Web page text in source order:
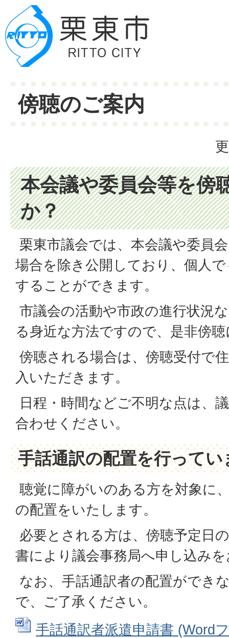
傍聴のご案内
本会議や委員会等を傍
か？
栗東市議会では、本会議や委員
場合を除き公開しており、個人
することができます。
市議会の活動や市政の進行状況
る身近な方法ですので、是非傍
傍聴される場合は、傍聴受付で
入いただきます。
日程・時間などご不明な点は、
合わせください。
手話通訳の配置を行ってい
聴覚に障がいのある方を対象に
の配置をいたします。
必要とされる方は、傍聴予定日
書により議会事務局へ申し込み
なお、手話通訳者の配置ができ
で、ご了承ください。
手話通訳者派遣申請書 (Word